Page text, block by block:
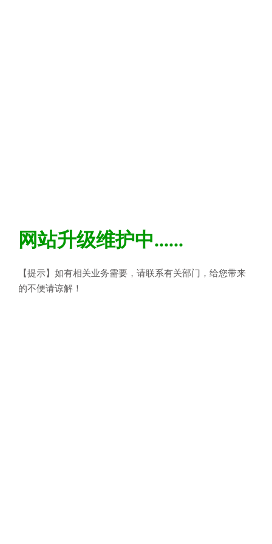
网站升级维护中......
【提示】如有相关业务需要，请联系有关部门，给您带来
的不便请谅解！